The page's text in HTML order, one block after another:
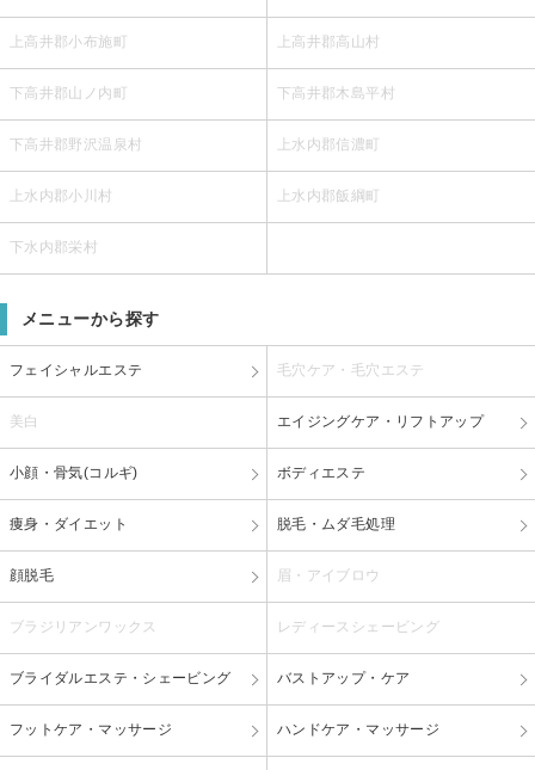
上高井郡小布施町 上高井郡高山村
下高井郡山ノ内町 下高井郡木島平村
下高井郡野沢温泉村 上水内郡信濃町
上水内郡小川村 上水内郡飯綱町
下水内郡栄村
メニューから探す
フェイシャルエステ 毛穴ケア・毛穴エステ
美白 エイジングケア・リフトアップ
小顔・骨気(コルギ) ボディエステ
痩身・ダイエット 脱毛・ムダ毛処理
顔脱毛 眉・アイブロウ
ブラジリアンワックス レディースシェービング
ブライダルエステ・シェービング バストアップ・ケア
フットケア・マッサージ ハンドケア・マッサージ